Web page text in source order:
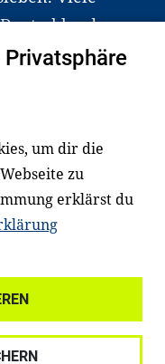
dabei.
wir eng
um dir die
zu
erklärst du